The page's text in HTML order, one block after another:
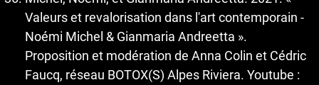
Valeurs et revalorisation dans l'art contemporain -
Noémi Michel & Gianmaria Andreetta ».
Proposition et modération de Anna Colin et Cédric
Faucq, réseau BOTOX(S) Alpes Riviera. Youtube :